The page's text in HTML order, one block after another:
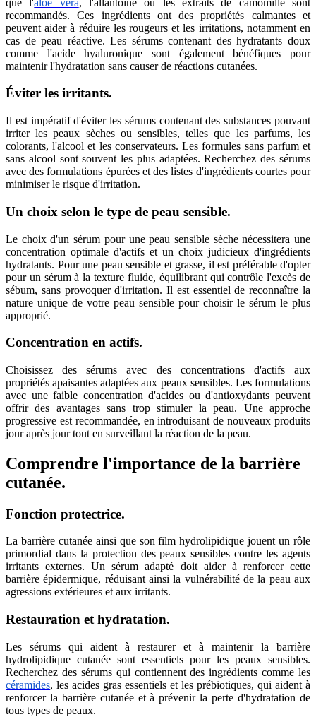
recommandés. Ces ingrédients ont des propriétés calmantes et
peuvent aider à réduire les rougeurs et les irritations, notamment en
cas de peau réactive. Les sérums contenant des hydratants doux
comme l'acide hyaluronique sont également bénéfiques pour
maintenir l'hydratation sans causer de réactions cutanées.
Éviter les irritants.
Il est impératif d'éviter les sérums contenant des substances pouvant
irriter les peaux sèches ou sensibles, telles que les parfums, les
colorants, l'alcool et les conservateurs. Les formules sans parfum et
sans alcool sont souvent les plus adaptées. Recherchez des sérums
avec des formulations épurées et des listes d'ingrédients courtes pour
minimiser le risque d'irritation.
Un choix selon le type de peau sensible.
Le choix d'un sérum pour une peau sensible sèche nécessitera une
concentration optimale d'actifs et un choix judicieux d'ingrédients
hydratants. Pour une peau sensible et grasse, il est préférable d'opter
pour un sérum à la texture fluide, équilibrant qui contrôle l'excès de
sébum, sans provoquer d'irritation. Il est essentiel de reconnaître la
nature unique de votre peau sensible pour choisir le sérum le plus
approprié.
Concentration en actifs.
Choisissez des sérums avec des concentrations d'actifs aux
propriétés apaisantes adaptées aux peaux sensibles. Les formulations
avec une faible concentration d'acides ou d'antioxydants peuvent
offrir des avantages sans trop stimuler la peau. Une approche
progressive est recommandée, en introduisant de nouveaux produits
jour après jour tout en surveillant la réaction de la peau.
Comprendre l'importance de la barrière
cutanée.
Fonction protectrice.
La barrière cutanée ainsi que son film hydrolipidique jouent un rôle
primordial dans la protection des peaux sensibles contre les agents
irritants externes. Un sérum adapté doit aider à renforcer cette
barrière épidermique, réduisant ainsi la vulnérabilité de la peau aux
agressions extérieures et aux irritants.
Restauration et hydratation.
Les sérums qui aident à restaurer et à maintenir la barrière
hydrolipidique cutanée sont essentiels pour les peaux sensibles.
Recherchez des sérums qui contiennent des ingrédients comme les
céramides, les acides gras essentiels et les prébiotiques, qui aident à
renforcer la barrière cutanée et à prévenir la perte d'hydratation de
tous types de peaux.